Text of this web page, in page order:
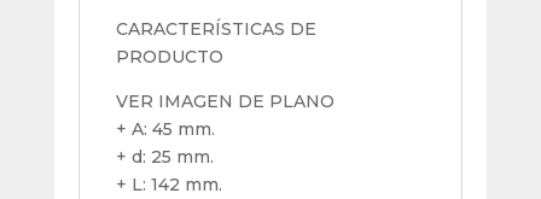
CARACTERÍSTICAS DE
PRODUCTO
VER IMAGEN DE PLANO
+ A: 45 mm.
+ d: 25 mm.
+ L: 142 mm.